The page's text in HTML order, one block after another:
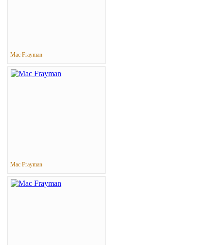
Mac Frayman
Mac Frayman